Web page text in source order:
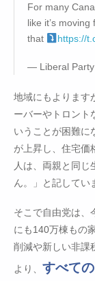
For many
like it’s
that
https://
— Liberal
地域にもよります
ーバーやトロント
いうことが困難に
が上昇し、住宅価
人は、両親と同じ
ん。」と記してい
そこで自由党は、
にも140万棟もの
削減や新しい非課
より、 すべて